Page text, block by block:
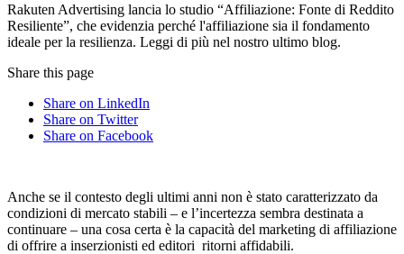
Rakuten Advertising lancia lo studio “Affiliazione: Fonte di Reddito
Resiliente”, che evidenzia perché l'affiliazione sia il fondamento
ideale per la resilienza. Leggi di più nel nostro ultimo blog.
Share this page
Share on LinkedIn
Share on Twitter
Share on Facebook
Anche se il contesto degli ultimi anni non è stato caratterizzato da
condizioni di mercato stabili – e l’incertezza sembra destinata a
continuare – una cosa certa è la capacità del marketing di affiliazione
di offrire a inserzionisti ed editori ritorni affidabili.